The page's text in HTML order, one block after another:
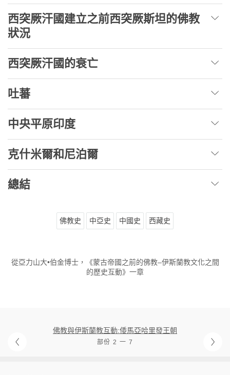
西突厥汗國建立之前西突厥斯坦的佛教
狀況
西突厥汗國的衰亡
吐蕃
中央平原印度
克什米爾和尼泊爾
總結
佛教史 中亞史 中國史 西藏史
從亞力山大•伯金博士，《蒙古帝國之前的佛教–伊斯蘭教文化之間
的歷史互動》一章
佛教與伊斯蘭教互動:倭馬亞哈里發王朝
部份 2 一 7